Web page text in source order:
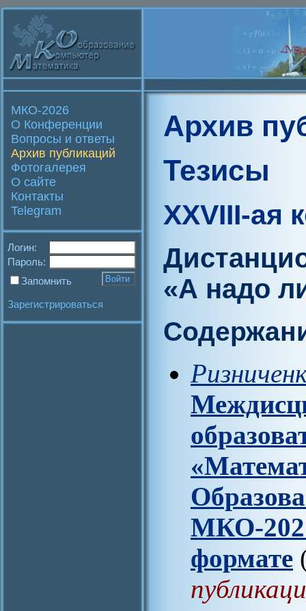
МКО-2026
О Конференции
Вопросы и ответы
Архив публикаций
Фотогалерея
О сайте
Контакты
Telegram
Логин:
Пароль:
Запомнить
Зарегистрироваться
Архив
Тезисы
XXVIII-ая
«А надо
МКО-
формате